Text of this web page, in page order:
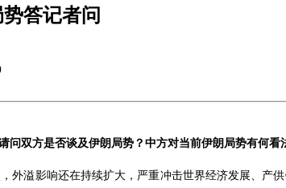
答记者问
双方是否谈及伊朗局势？中方对当前伊朗局势有何看
外溢影响还在持续扩大，严重冲击世界经济发展、产